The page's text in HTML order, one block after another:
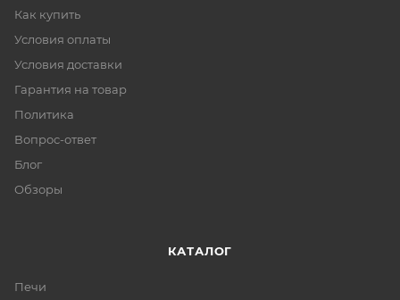
Как купить
Условия оплаты
Условия доставки
Гарантия на товар
Политика
Вопрос-ответ
Блог
Обзоры
КАТАЛОГ
Печи